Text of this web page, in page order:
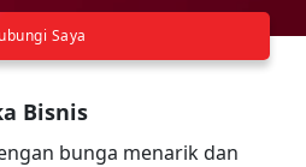
Bisnis
bunga menarik dan
Saya